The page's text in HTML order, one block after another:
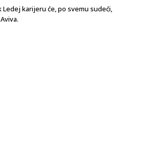
Ledej karijeru će, po svemu sudeći,